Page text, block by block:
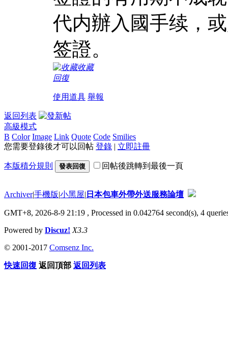
代内辦入國手续，
签證。
收藏
回復
使用道具 舉報
返回列表
高級模式
B Color Image Link Quote Code Smilies
您需要登錄後才可以回帖 登錄 | 立即註冊
本版積分規則 發表回復 回帖後跳轉到最後一頁
Archiver|手機版|小黑屋| 日本包車外帶外送服務論壇
GMT+8, 2026-8-9 21:19 , Processed in 0.042764 second(s), 4
Powered by Discuz! X3.3
© 2001-2017 Comsenz Inc.
快速回復 返回頂部 返回列表